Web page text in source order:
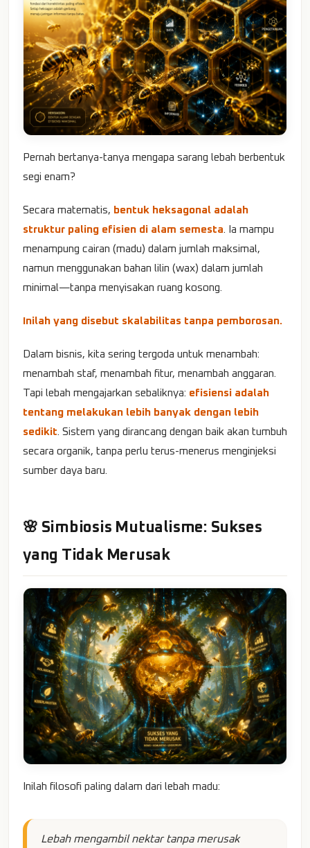
Pernah bertanya-tanya mengapa sarang lebah berbentuk
segi enam?
Secara matematis, bentuk heksagonal adalah
struktur paling efisien di alam semesta. Ia mampu
menampung cairan (madu) dalam jumlah maksimal,
namun menggunakan bahan lilin (wax) dalam jumlah
minimal—tanpa menyisakan ruang kosong.
Inilah yang disebut skalabilitas tanpa pemborosan.
Dalam bisnis, kita sering tergoda untuk menambah:
menambah staf, menambah fitur, menambah anggaran.
Tapi lebah mengajarkan sebaliknya: efisiensi adalah
tentang melakukan lebih banyak dengan lebih
sedikit. Sistem yang dirancang dengan baik akan tumbuh
secara organik, tanpa perlu terus-menerus menginjeksi
sumber daya baru.
🌸 Simbiosis Mutualisme: Sukses
yang Tidak Merusak
Inilah filosofi paling dalam dari lebah madu:
Lebah mengambil nektar tanpa merusak